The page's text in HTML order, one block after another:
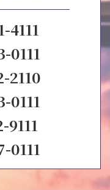
4111
0111
2110
0111
9111
0111